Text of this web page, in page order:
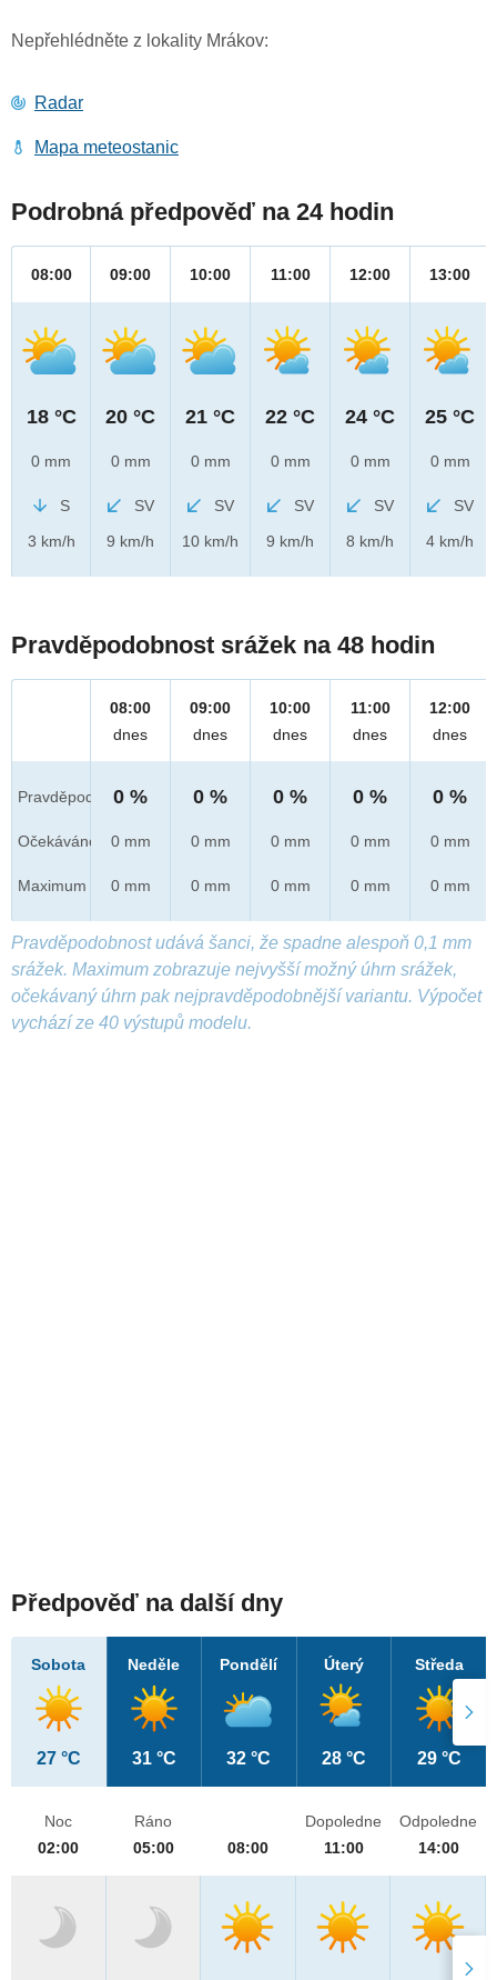
Nepřehlédněte z lokality Mrákov:
Radar
Mapa meteostanic
Podrobná předpověď na 24 hodin
08:00
18 °C
0 mm
S
3 km/h
09:00
20 °C
0 mm
SV
9 km/h
10:00
21 °C
0 mm
SV
10 km/h
11:00
22 °C
0 mm
SV
9 km/h
12:00
24 °C
0 mm
SV
8 km/h
13:00
25 °C
0 mm
SV
4 km/h
Pravděpodobnost srážek na 48 hodin
Pravděpod.
Očekáváno
Maximum
08:00
dnes
0 %
0 mm
0 mm
09:00
dnes
0 %
0 mm
0 mm
10:00
dnes
0 %
0 mm
0 mm
11:00
dnes
0 %
0 mm
0 mm
12:00
dnes
0 %
0 mm
0 mm
Pravděpodobnost udává šanci, že spadne alespoň 0,1 mm
srážek. Maximum zobrazuje nejvyšší možný úhrn srážek,
očekávaný úhrn pak nejpravděpodobnější variantu. Výpočet
vychází ze 40 výstupů modelu.
Předpověď na další dny
Sobota
27 °C
Neděle
31 °C
Pondělí
32 °C
Úterý
28 °C
Středa
29 °C
Noc
02:00
Ráno
05:00
08:00
Dopoledne
11:00
Odpoledne
14:00